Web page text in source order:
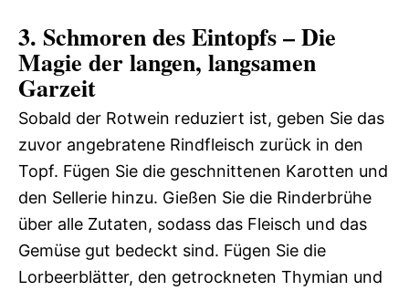
3. Schmoren des Eintopfs – Die
Magie der langen, langsamen
Garzeit
Sobald der Rotwein reduziert ist, geben Sie das
zuvor angebratene Rindfleisch zurück in den
Topf. Fügen Sie die geschnittenen Karotten und
den Sellerie hinzu. Gießen Sie die Rinderbrühe
über alle Zutaten, sodass das Fleisch und das
Gemüse gut bedeckt sind. Fügen Sie die
Lorbeerblätter, den getrockneten Thymian und